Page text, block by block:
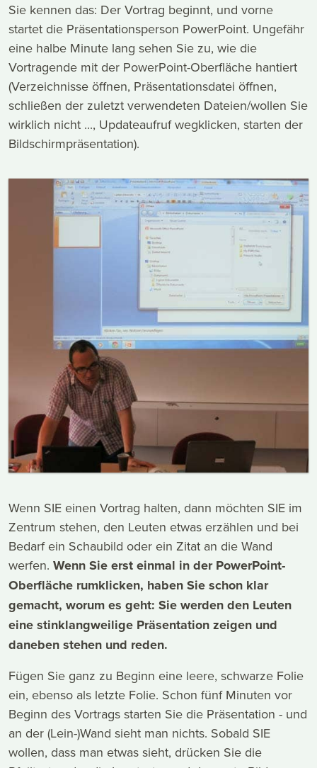
Sie kennen das: Der Vortrag beginnt, und vorne
startet die Präsentationsperson PowerPoint. Ungefähr
eine halbe Minute lang sehen Sie zu, wie die
Vortragende mit der PowerPoint-Oberfläche hantiert
(Verzeichnisse öffnen, Präsentationsdatei öffnen,
schließen der zuletzt verwendeten Dateien/wollen Sie
wirklich nicht ..., Updateaufruf wegklicken, starten der
Bildschirmpräsentation).
Wenn SIE einen Vortrag halten, dann möchten SIE im
Zentrum stehen, den Leuten etwas erzählen und bei
Bedarf ein Schaubild oder ein Zitat an die Wand
werfen. Wenn Sie erst einmal in der PowerPoint-
Oberfläche rumklicken, haben Sie schon klar
gemacht, worum es geht: Sie werden den Leuten
eine stinklangweilige Präsentation zeigen und
daneben stehen und reden.
Fügen Sie ganz zu Beginn eine leere, schwarze Folie
ein, ebenso als letzte Folie. Schon fünf Minuten vor
Beginn des Vortrags starten Sie die Präsentation - und
an der (Lein-)Wand sieht man nichts. Sobald SIE
wollen, dass man etwas sieht, drücken Sie die